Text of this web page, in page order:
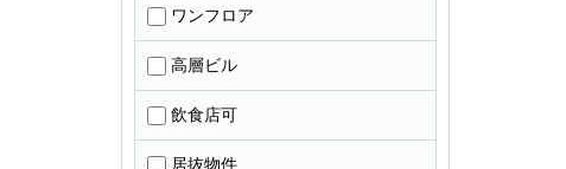
ワンフロア
高層ビル
飲食店可
居抜物件